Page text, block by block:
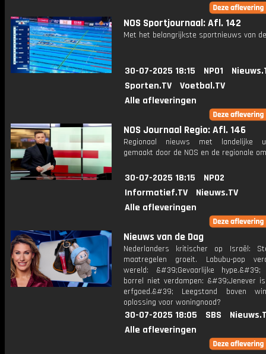
NOS Sportjournaal: Afl. 142
Met het belangrijkste sportnieuws van
30-07-2025 18:15 NPO1
Sporten.TV
Voetbal.TV
Alle afleveringen
NOS Journaal Regio: Afl. 146
Regionaal nieuws met landelijke
gemaakt door de NOS en de regionale
30-07-2025 18:15
NPO2
Informatief.TV
Nieuws.TV
Alle afleveringen
Nieuws van de Dag
Nederlanders kritischer op Israël:
maatregelen groeit. Labubu-pop
wereld: &#39;Gevaarlijke
borrel niet verdampen: &#39;Jenever
erfgoed.&#39; Leegstand boven
oplossing voor woningnood?
30-07-2025 18:05 SBS
Alle afleveringen